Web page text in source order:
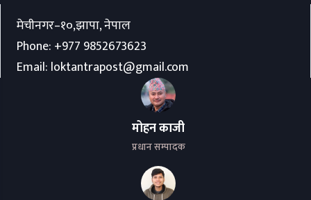
मेचीनगर–१०,झापा, नेपाल
Phone: +977 9852673623
Email: loktantrapost@gmail.com
मोहन काजी
प्रधान सम्पादक